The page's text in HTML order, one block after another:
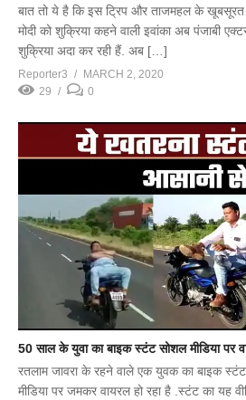
बात तो ये है कि इस ट्रिप और ताजमहल के
मोदी को शुक्रिया कहने वाली इवांका अब पंजाबी
शुक्रिया अदा कर रही हैं. अब […]
Reporter3
MARCH 2, 2020
29
0
50 साल के युवा का बाइक स्टंट सोशल मीडिया पर
रतलाम जावरा के रहने वाले एक युवक का बाइक स्टंट
मीडिया पर जमकर वायरल हो रहा है .स्टंट का यह